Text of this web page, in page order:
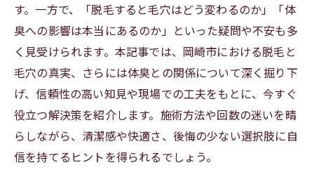
す。一方で、「脱毛すると毛穴はどう変わるのか」「体
臭への影響は本当にあるのか」といった疑問や不安も多
く見受けられます。本記事では、岡崎市における脱毛と
毛穴の真実、さらには体臭との関係について深く掘り下
げ、信頼性の高い知見や現場での工夫をもとに、今すぐ
役立つ解決策を紹介します。施術方法や回数の迷いを晴
らしながら、清潔感や快適さ、後悔の少ない選択肢に自
信を持てるヒントを得られるでしょう。